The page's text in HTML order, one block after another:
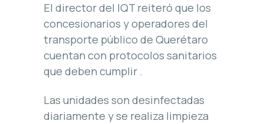
El director del IQT reiteró que los
concesionarios y operadores del
transporte público de Querétaro
cuentan con protocolos sanitarios
que deben cumplir .
Las unidades son desinfectadas
diariamente y se realiza limpieza